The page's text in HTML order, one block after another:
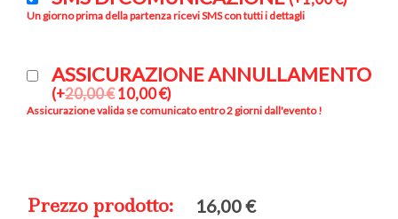
Un giorno prima della partenza ricevi SMS con tutti i dettagli
ASSICURAZIONE ANNULLAMENTO
(+20,00€ 10,00€)
Assicurazione valida se comunicato entro 2 giorni dall'evento !
Prezzo prodotto: 16,00€